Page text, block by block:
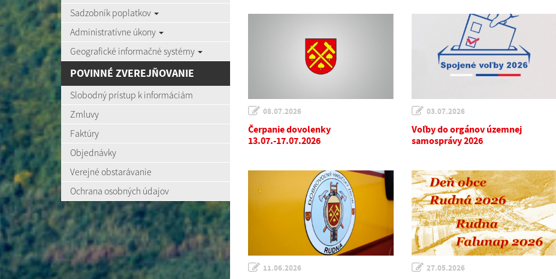
Sadzobník poplatkov
Administratívne úkony
Geografické informačné systémy
POVINNÉ ZVEREJŇOVANIE
Slobodný prístup k informáciám
Zmluvy
Faktúry
Objednávky
Verejné obstarávanie
Ochrana osobných údajov
08.07.2026
Čerpanie dovolenky
13.07.-17.07.2026
03.07.2026
Voľby do orgánov územnej
samosprávy 2026
11.06.2026 27.05.2026